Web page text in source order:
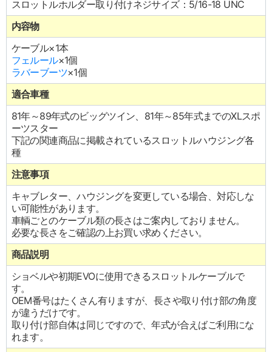
スロットルホルダー取り付けネジサイズ：5/16-18 UNC
内容物
ケーブル×1本
フェルール×1個
ラバーブーツ×1個
適合車種
81年～89年式のビッグツイン、81年～85年式までのXLスポ
ーツスター
下記の関連商品に掲載されているスロットルハウジング各
種
注意事項
キャブレター、ハウジングを変更している場合、対応しな
い可能性があります。
車輌ごとのケーブル類の長さはご案内しておりません。
必要な長さをご確認の上お買い求めください。
商品説明
ショベルや初期EVOに使用できるスロットルケーブルで
す。
OEM番号はたくさん有りますが、長さや取り付け部の角度
が違うだけです。
取り付け部自体は同じですので、年式が合えばご利用にな
れます。